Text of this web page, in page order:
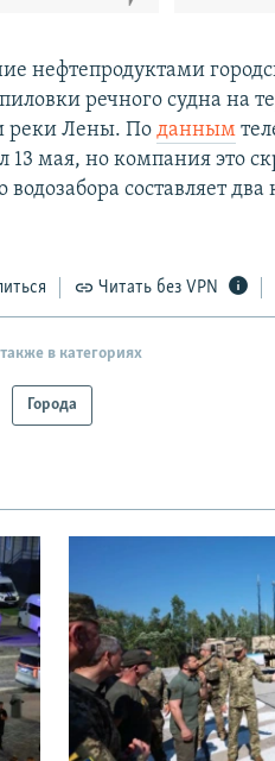
нефтепродуктами
речного судна на
реки Лены. Поданным
13 мая, но компания это
водозабора составляет
Читать без VPN
в категориях
Города